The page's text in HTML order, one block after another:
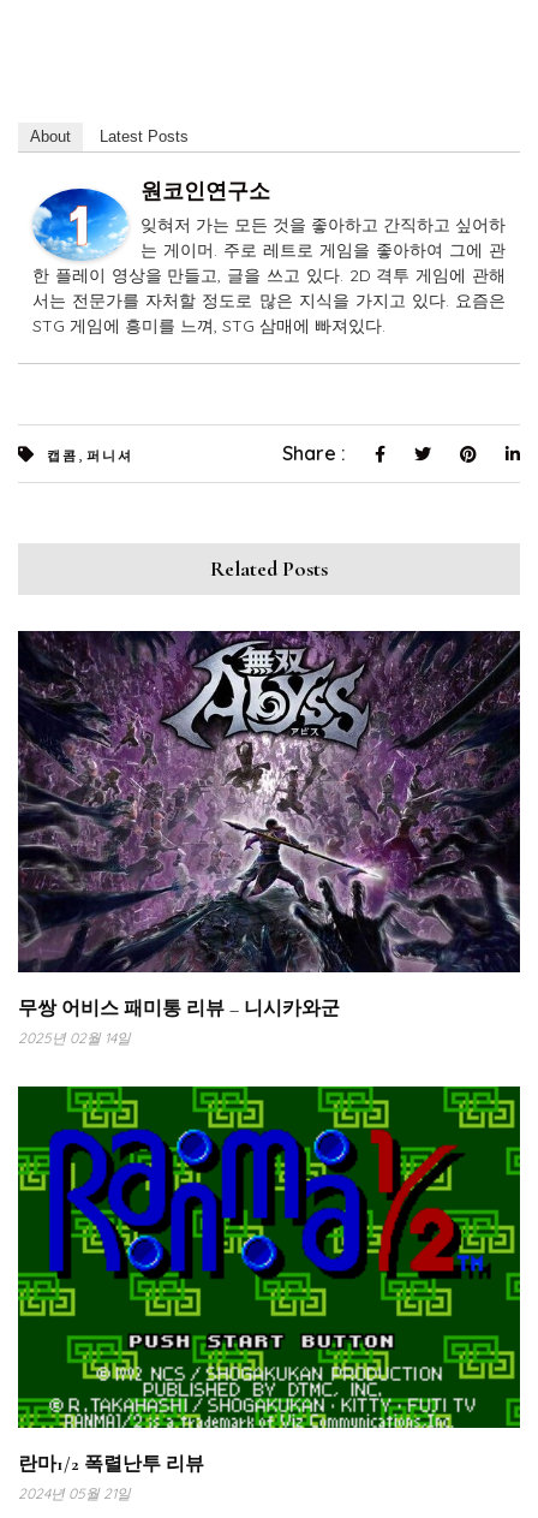
About Latest Posts
원코인연구소
잊혀저 가는 모든 것을 좋아하고 간직하고 싶어하
는 게이머. 주로 레트로 게임을 좋아하여 그에 관
한 플레이 영상을 만들고, 글을 쓰고 있다. 2D 격투 게임에 관해
서는 전문가를 자처할 정도로 많은 지식을 가지고 있다. 요즘은
STG 게임에 흥미를 느껴, STG 삼매에 빠져있다.
캡콤 퍼니셔 Share :
Related Posts
무쌍 어비스 패미통 리뷰 – 니시카와군
2025년 02월 14일
란마1/2 폭렬난투 리뷰
2024년 05월 21일